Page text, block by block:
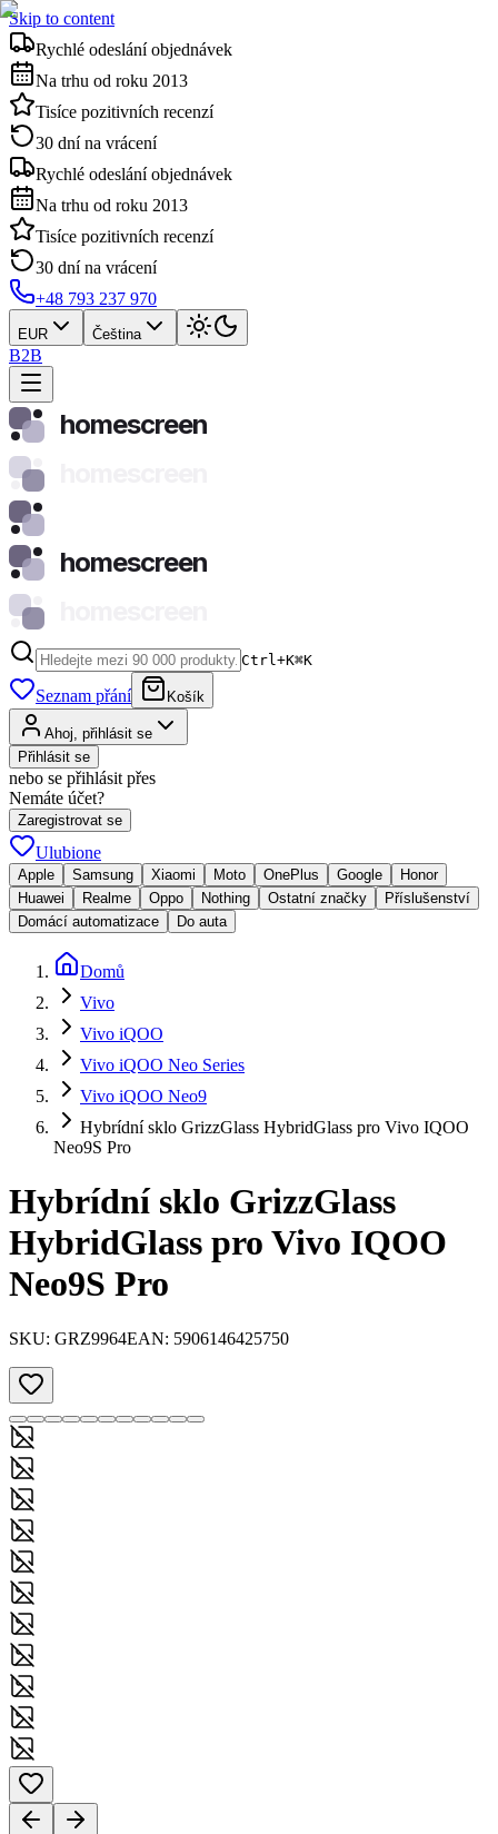
Skip to content
Rychlé odeslání objednávek
Na trhu od roku 2013
Tisíce pozitivních recenzí
30 dní na vrácení
Rychlé odeslání objednávek
Na trhu od roku 2013
Tisíce pozitivních recenzí
30 dní na vrácení
+48 793 237 970
EUR Čeština
B2B
homescreen
homescreen
Ctrl+K⌘K
Seznam přání Košík
Ahoj, přihlásit se
Přihlásit se
nebo se přihlásit přes
Nemáte účet?
Zaregistrovat se
Ulubione
Apple Samsung Xiaomi Moto OnePlus Google
Honor
Huawei
Realme Oppo Nothing Ostatní značky
Příslušenství
Domácí automatizace
Do auta
Domů
Vivo
Vivo iQOO
Vivo iQOO Neo Series
Vivo iQOO Neo9
Hybrídní sklo GrizzGlass HybridGlass pro Vivo IQOO
Neo9S Pro
Hybrídní sklo GrizzGlass
HybridGlass pro Vivo IQOO
Neo9S Pro
SKU: GRZ9964EAN: 5906146425750